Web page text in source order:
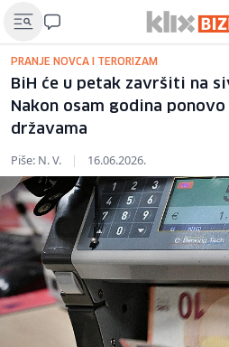
PRANJE NOVCA I TERORIZAM
BiH će u petak završiti na
Nakon osam godina
državama
Piše: N. V. | 16.06.2026.